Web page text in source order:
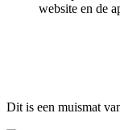
website en de
Dit is een muismat